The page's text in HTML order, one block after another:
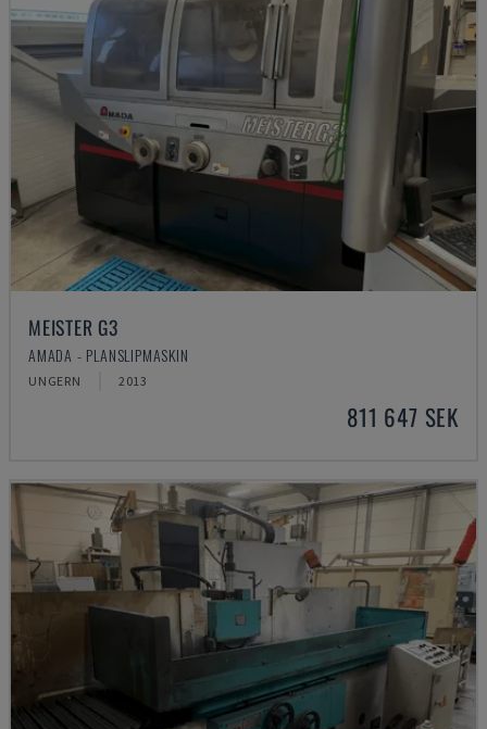
MEISTER G3
AMADA - PLANSLIPMASKIN
UNGERN 2013
811 647 SEK